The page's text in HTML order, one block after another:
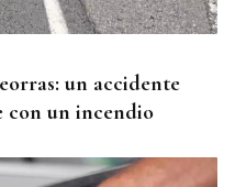
un accidente
con un incendio